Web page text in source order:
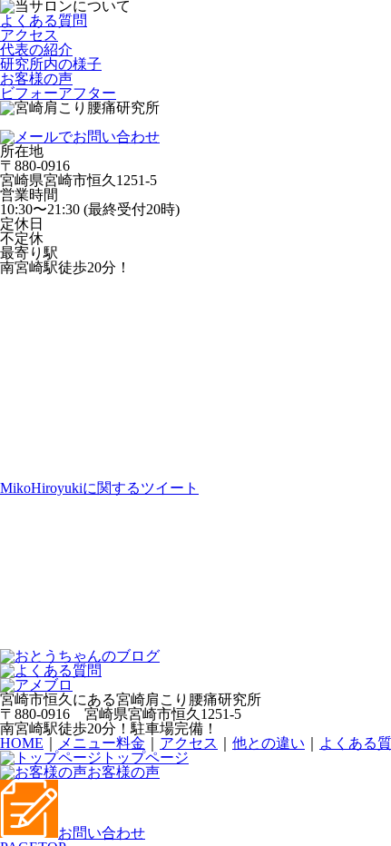
よくある質問
アクセス
代表の紹介
研究所内の様子
お客様の声
ビフォーアフター
所在地
〒880-0916
宮崎県宮崎市恒久1251-5
営業時間
10:30〜21:30 (最終受付20時)
定休日
不定休
最寄り駅
南宮崎駅徒歩20分！
MikoHiroyukiに関するツイート
宮崎市恒久にある宮崎肩こり腰痛研究所
〒880-0916 宮崎県宮崎市恒久1251-5
南宮崎駅徒歩20分！駐車場完備！
HOME
メニュー料金 アクセス 他との違い よくある
トップページ
お客様の声
お問い合わせ